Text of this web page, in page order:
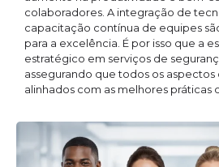
colaboradores. A integração de
capacitação contínua de equipes
para a excelência. É por isso que a
estratégico em serviços de
assegurando que todos os
alinhados com as melhores práticas